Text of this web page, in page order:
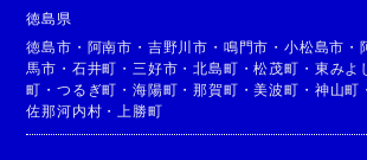
徳島県
徳島市 ・ 阿南市 ・ 吉野川市 ・ 鳴門市 ・小松島市 ・
馬市 ・ 石井町 ・ 三好市 ・北島町 ・松茂町 ・ 東みよ
町 ・つるぎ町 ・海陽町 ・那賀町 ・美波町 ・ 神山町 ・
佐那河内村 ・ 上勝町